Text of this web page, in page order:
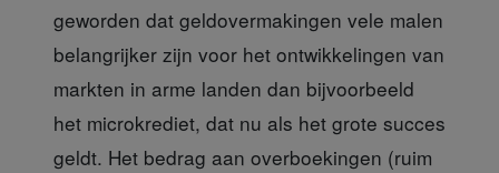
geworden dat geldovermakingen vele malen
belangrijker zijn voor het ontwikkelingen van
markten in arme landen dan bijvoorbeeld
het microkrediet, dat nu als het grote succes
geldt. Het bedrag aan overboekingen (ruim